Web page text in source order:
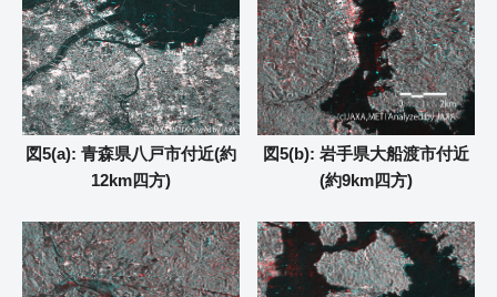
図5(a): 青森県八戸市付近(約
12km四方)
図5(b): 岩手県大船渡市付近
(約9km四方)